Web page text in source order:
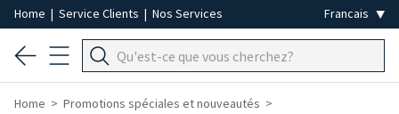
Home | Service Clients | Nos Services
Home
Promotions spéciales et nouveautés